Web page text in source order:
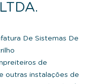
De Sistemas De
de
outras instalações de